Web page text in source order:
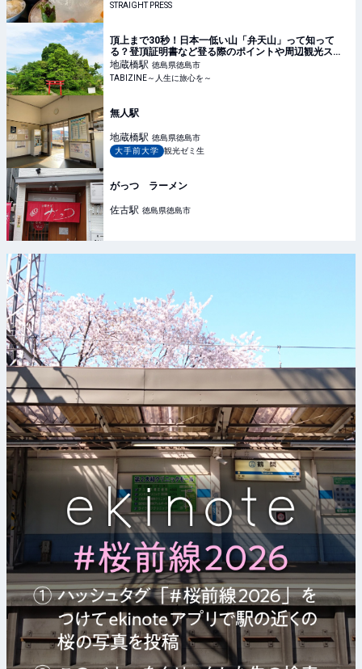
STRAIGHT PRESS
頂上まで30秒！日本一低い山「弁天山」って知って
る？登頂証明書など登る際のポイントや周辺観光スポ
ット | TABIZINE～人生に旅心を～
地蔵橋駅 徳島県徳島市
TABIZINE～人生に旅心を～
無人駅
地蔵橋駅 徳島県徳島市
大手前大学
観光ゼミ生
がっつ ラーメン
佐古駅 徳島県徳島市